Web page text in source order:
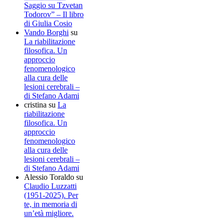
Saggio su Tzvetan
Todorov” – Il libro
di Giulia Cosio
Vando Borghi su
La riabilitazione
filosofica. Un
approccio
fenomenologico
alla cura delle
lesioni cerebrali –
di Stefano Adami
cristina su La
riabilitazione
filosofica. Un
approccio
fenomenologico
alla cura delle
lesioni cerebrali –
di Stefano Adami
Alessio Toraldo su
Claudio Luzzatti
(1951-2025). Per
te, in memoria di
un’età migliore.